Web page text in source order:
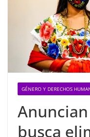
GÉNERO Y DERECHOS
busca